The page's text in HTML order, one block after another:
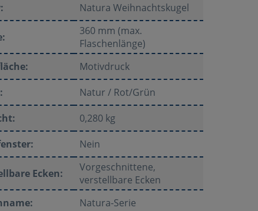
Natura Weihnachtskugel
360 mm (max.
Flaschenlänge)
Motivdruck
Natur / Rot/Grün
0,280 kg
Nein
Ecken:
Vorgeschnittene,
verstellbare Ecken
Natura-Serie